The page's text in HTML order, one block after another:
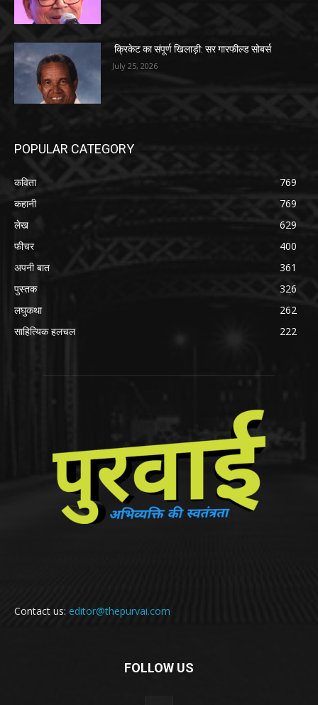
क्रिकेट का संपूर्ण खिलाड़ी: सर गारफील्ड सोबर्स
July 25, 2026
POPULAR CATEGORY
कविता
769
कहानी
769
लेख
629
फीचर
400
अपनी बात
361
पुस्तक
326
लघुकथा
262
साहित्यिक हलचल
222
Contact us: editor@thepurvai.com
FOLLOW US